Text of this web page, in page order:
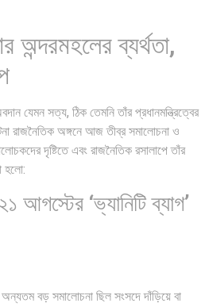
অন্দরমহলের ব্যর্থতা,
যেমন সত্য, ঠিক তেমনি তাঁর প্রধানমন্ত্রিত্বের
রাজনৈতিক অঙ্গনে আজ তীব্র সমালোচনা ও
দৃষ্টিতে এবং রাজনৈতিক রসালাপে তাঁর
হলো:
আগস্টের ‘ভ্যানিটি ব্যাগ’
অন্যতম বড় সমালোচনা ছিল সংসদে দাঁড়িয়ে বা